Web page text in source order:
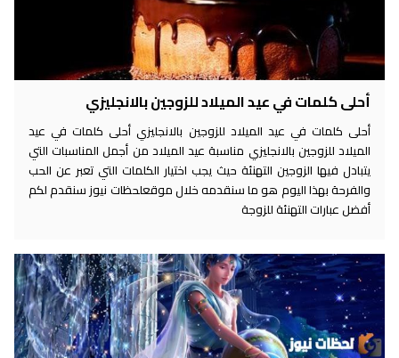
أحلى كلمات في عيد الميلاد للزوجين بالانجليزي
أحلى كلمات في عيد الميلاد للزوجين بالانجليزي أحلى كلمات في عيد
الميلاد للزوجين بالانجليزي مناسبة عيد الميلاد من أجمل المناسبات التي
يتبادل فيها الزوجين التهنئة حيث يجب اختيار الكلمات التي تعبر عن الحب
والفرحة بهذا اليوم هو ما سنقدمه خلال موقعلحظات نيوز سنقدم لكم
أفضل عبارات التهنئة للزوجة